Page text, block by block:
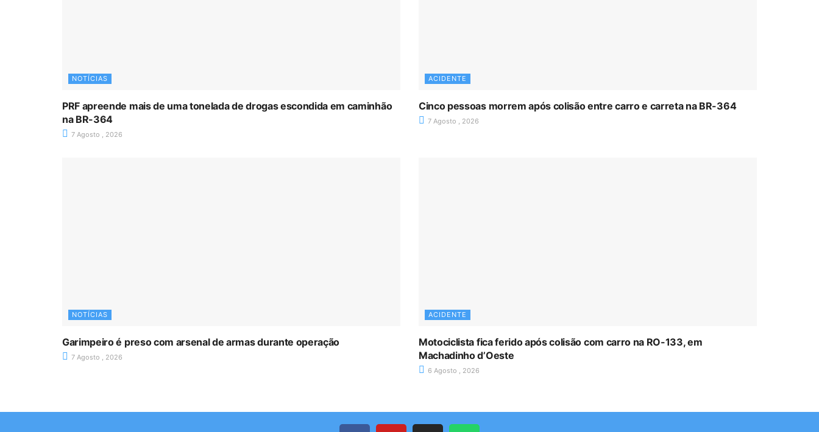
NOTÍCIAS
PRF apreende mais de uma tonelada de drogas escondida em caminhão
na BR-364
7 Agosto , 2026
ACIDENTE
Cinco pessoas morrem após colisão entre carro e carreta na BR-364
7 Agosto , 2026
NOTÍCIAS
Garimpeiro é preso com arsenal de armas durante operação
7 Agosto , 2026
ACIDENTE
Motociclista fica ferido após colisão com carro na RO-133, em
Machadinho d’Oeste
6 Agosto , 2026